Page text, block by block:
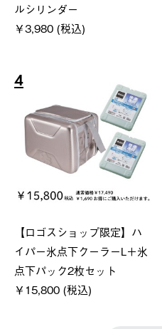
ルシリンダー
￥3,980 (税込)
4
【ロゴスショップ限定】ハ
イパー氷点下クーラーL＋氷
点下パック2枚セット
￥15,800 (税込)